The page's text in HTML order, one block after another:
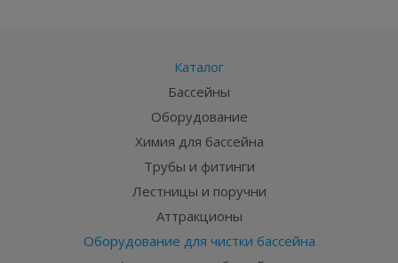
Каталог
Бассейны
Оборудование
Химия для бассейна
Трубы и фитинги
Лестницы и поручни
Аттракционы
Оборудование для чистки бассейна